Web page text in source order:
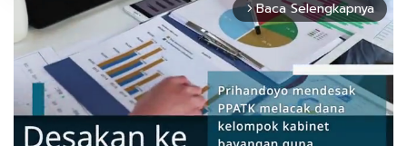
arrow_forward_ios Baca Selengkapnya